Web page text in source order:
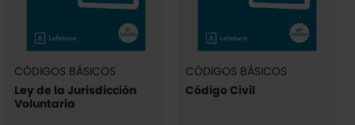
CÓDIGOS BÁSICOS
Ley de la Jurisdicción
Voluntaria
CÓDIGOS BÁSICOS
Código Civil